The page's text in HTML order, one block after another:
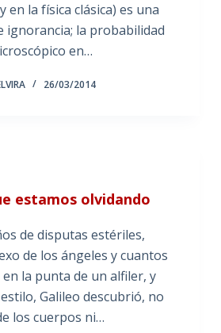
en la física clásica) es una
ignorancia; la probabilidad
en…
26/03/2014
estamos olvidando
de disputas estériles,
de los ángeles y cuantos
la punta de un alfiler, y
Galileo descubrió, no
los cuerpos ni…